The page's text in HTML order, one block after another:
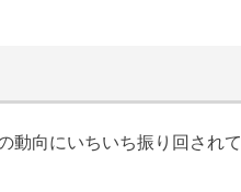
動向にいちいち振り回され